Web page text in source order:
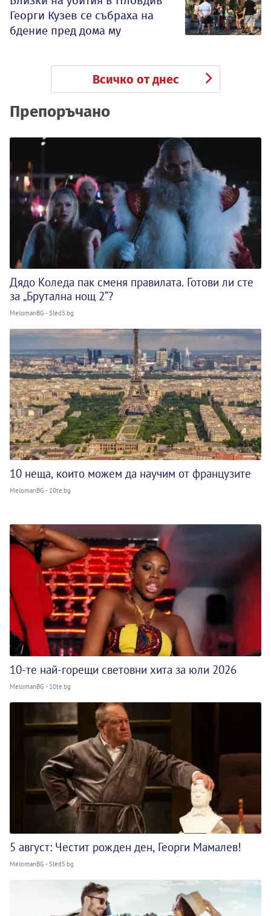
Георги Кузев се събраха на
бдение пред дома му
Всичко от днес
Препоръчано
Дядо Коледа пак сменя правилата. Готови ли сте
за „Брутална нощ 2“?
MelomanBG - Sled5.bg
10 неща, които можем да научим от французите
MelomanBG - 10te.bg
10-те най-горещи световни хита за юли 2026
MelomanBG - 10te.bg
5 август: Честит рожден ден, Георги Мамалев!
MelomanBG - Sled5.bg